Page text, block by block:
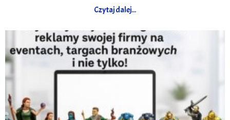
Czytaj dalej...